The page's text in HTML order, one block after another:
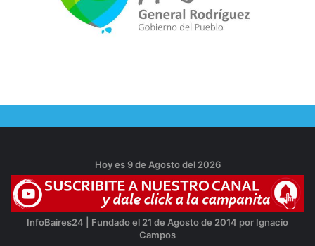
Hoy es 9 de Agosto del 2026
InfoBaires24 | Fundado el 21 de Agosto de 2014 por Ignacio
Campos